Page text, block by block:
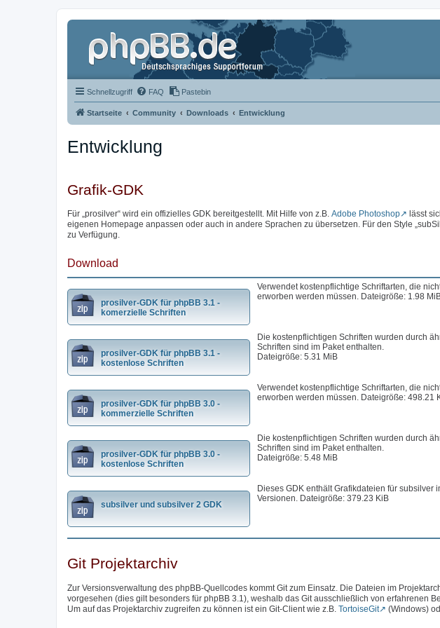
Schnellzugriff FAQ Pastebin
Startseite Community Downloads Entwicklung
Entwicklung
Grafik-GDK
Für „prosilver“ wird ein offizielles GDK bereitgestellt. Mit Hilfe von z.B. Adobe Photoshop
lässt
eigenen Homepage anpassen oder auch in andere Sprachen zu übersetzen. Für den Style
zu Verfügung.
Download
prosilver-GDK für phpBB 3.1 -
komerzielle Schriften
Verwendet kostenpflichtige Schriftarten, die
erworben werden müssen. Dateigröße: 1.98
prosilver-GDK für phpBB 3.1 -
kostenlose Schriften
Die kostenpflichtigen Schriften wurden durch
Schriften sind im Paket enthalten.
Dateigröße: 5.31 MiB
prosilver-GDK für phpBB 3.0 -
kommerzielle Schriften
Verwendet kostenpflichtige Schriftarten, die
erworben werden müssen. Dateigröße: 498.21
prosilver-GDK für phpBB 3.0 -
kostenlose Schriften
Die kostenpflichtigen Schriften wurden durch
Schriften sind im Paket enthalten.
Dateigröße: 5.48 MiB
subsilver und subsilver 2 GDK
Dieses GDK enthält Grafikdateien für subsilver
Versionen. Dateigröße: 379.23 KiB
Git Projektarchiv
Zur Versionsverwaltung des phpBB-Quellcodes kommt Git zum Einsatz. Die Dateien im
vorgesehen (dies gilt besonders für phpBB 3.1), weshalb das Git ausschließlich von erfahrenen
Um auf das Projektarchiv zugreifen zu können ist ein Git-Client wie z.B. TortoiseGit (Windows)